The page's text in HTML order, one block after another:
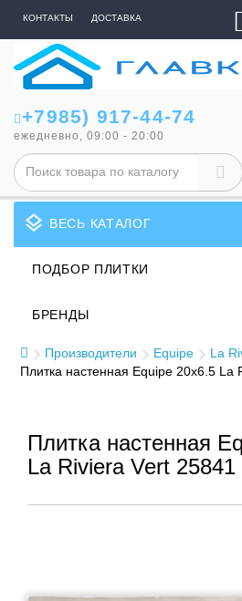
КОНТАКТЫ ДОСТАВКА
+7985) 917-44-74
ежедневно, 09:00 - 20:00
layers ВЕСЬ КАТАЛОГ
ПОДБОР ПЛИТКИ
БРЕНДЫ
Производители Equipe
La
Плитка настенная Equipe 20x6.5 La
Плитка настенная
La Riviera Vert 25841